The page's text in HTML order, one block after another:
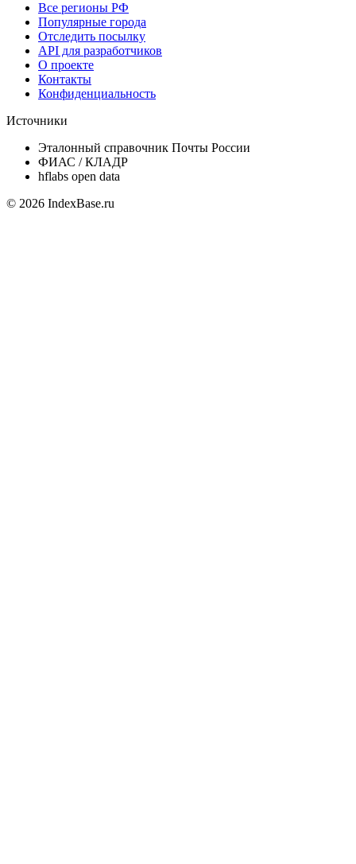
Все регионы РФ
Популярные города
Отследить посылку
API для разработчиков
О проекте
Контакты
Конфиденциальность
Источники
Эталонный справочник Почты России
ФИАС / КЛАДР
hflabs open data
© 2026 IndexBase.ru